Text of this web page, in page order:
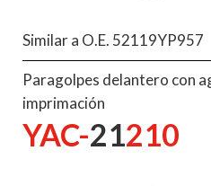
Similar a O.E. 52119YP957
Paragolpes delantero con
imprimación
YAC-21210